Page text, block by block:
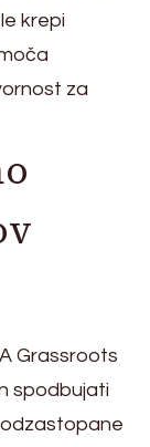
krepi
za
Grassroots
spodbujati